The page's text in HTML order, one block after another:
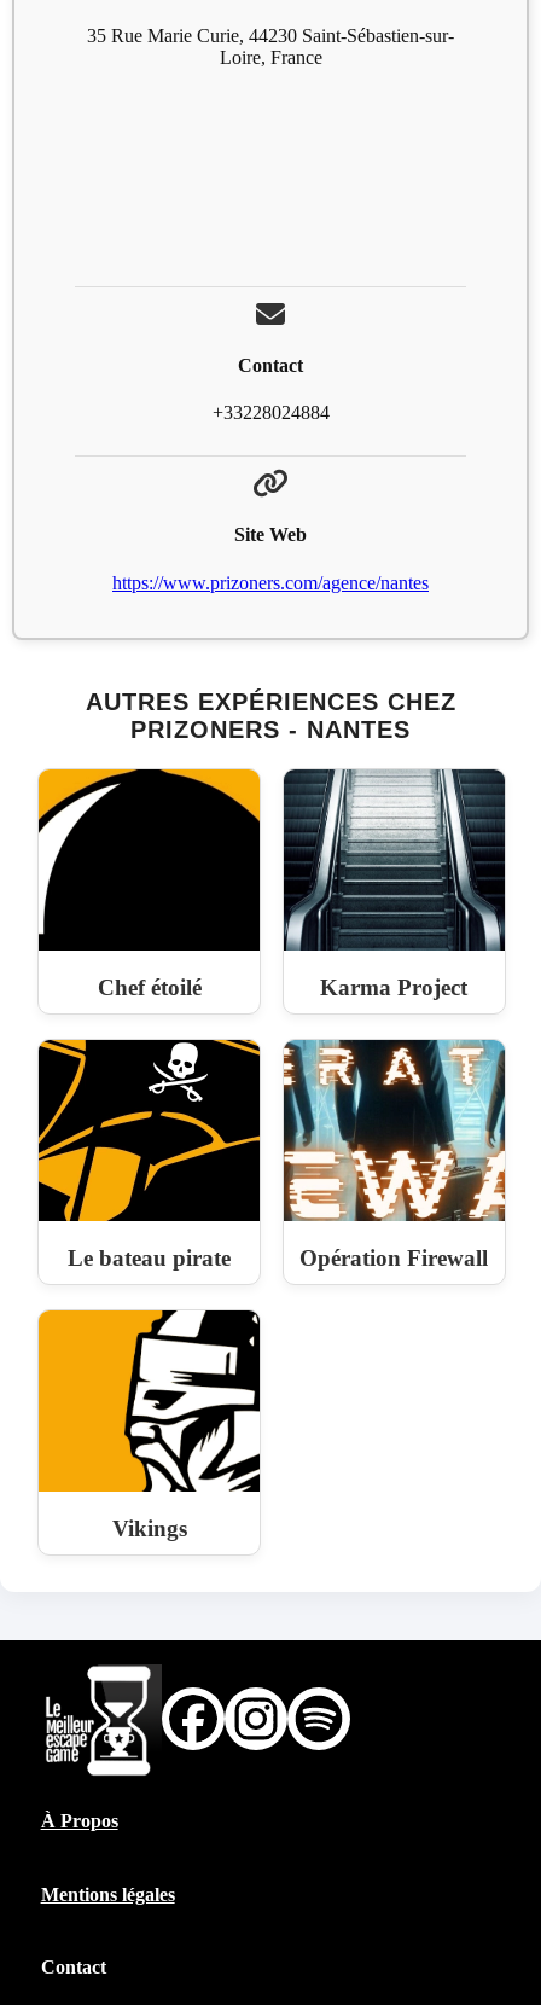
35 Rue Marie Curie, 44230 Saint-Sébastien-sur-
Loire, France
Contact
+33228024884
Site Web
https://www.prizoners.com/agence/nantes
AUTRES EXPÉRIENCES CHEZ
PRIZONERS - NANTES
Chef étoilé Karma Project
Le bateau pirate Opération Firewall
Vikings
À Propos
Mentions légales
Contact